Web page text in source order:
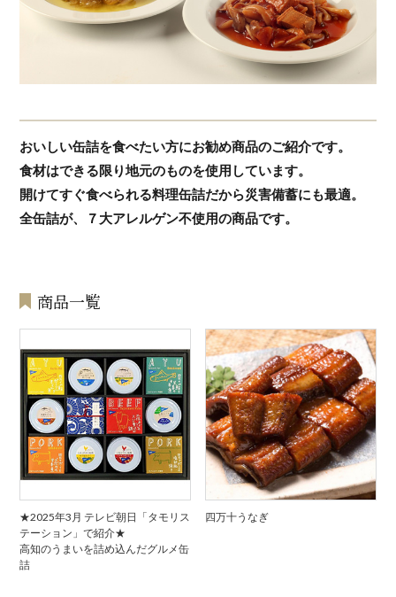
おいしい缶詰を食べたい方にお勧め商品のご紹介です。
食材はできる限り地元のものを使用しています。
開けてすぐ食べられる料理缶詰だから災害備蓄にも最適。
全缶詰が、７大アレルゲン不使用の商品です。
商品一覧
★2025年3月 テレビ朝日「タモリス
テーション」で紹介★
高知のうまいを詰め込んだグルメ缶
詰
四万十うなぎ